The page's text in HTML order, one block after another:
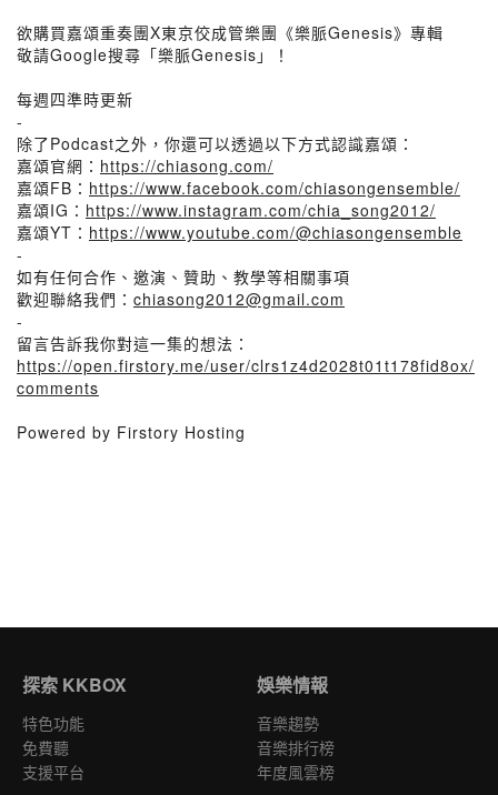
欲購買嘉頌重奏團X東京佼成管樂團《樂脈Genesis》專輯
敬請Google搜尋「樂脈Genesis」！
每週四準時更新
-
除了Podcast之外，你還可以透過以下方式認識嘉頌：
嘉頌官網： https://chiasong.com/
嘉頌FB： https://www.facebook.com/chiasongensemble/
嘉頌IG： https://www.instagram.com/chia_song2012/
嘉頌YT： https://www.youtube.com/@chiasongensemble
-
如有任何合作、邀演、贊助、教學等相關事項
歡迎聯絡我們： chiasong2012@gmail.com
-
留言告訴我你對這一集的想法：
https://open.firstory.me/user/clrs1z4d2028t01t178fid8ox/
comments
Powered by Firstory Hosting
探索 KKBOX
特色功能
免費聽
支援平台
娛樂情報
音樂趨勢
音樂排行榜
年度風雲榜